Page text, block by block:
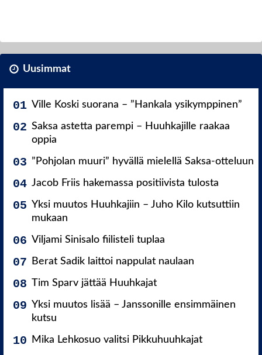
Uusimmat
Ville Koski suorana – ”Hankala ysikymppinen”
Saksa astetta parempi – Huuhkajille raakaa
oppia
”Pohjolan muuri” hyvällä mielellä Saksa-otteluun
Jacob Friis hakemassa positiivista tulosta
Yksi muutos Huuhkajiin – Juho Kilo kutsuttiin
mukaan
Viljami Sinisalo fiilisteli tuplaa
Berat Sadik laittoi nappulat naulaan
Tim Sparv jättää Huuhkajat
Yksi muutos lisää – Janssonille ensimmäinen
kutsu
Mika Lehkosuo valitsi Pikkuhuuhkajat